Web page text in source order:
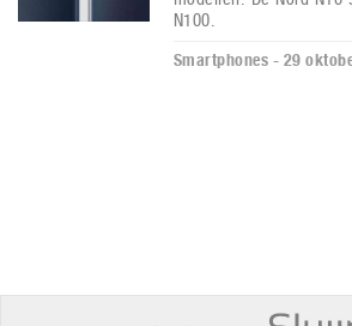
N100.
Smartphones - 29